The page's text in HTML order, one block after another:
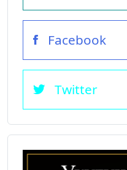
Facebook
Twitter